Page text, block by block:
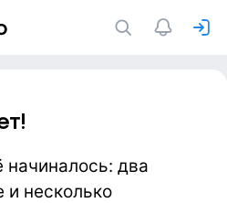
два
и несколько